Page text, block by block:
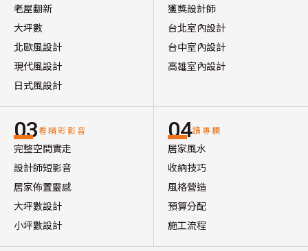
老屋翻新
大坪數
北歐風設計
現代風設計
日式風設計
獲獎設計師
台北室內設計
台中室內設計
高雄室內設計
03看精彩影音
完整空間實走
設計師短影音
居家佈置靈感
大坪數設計
小坪數設計
04讀專欄
居家風水
收納技巧
風格營造
預算分配
施工流程